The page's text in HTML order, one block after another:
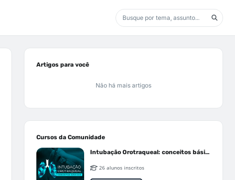
Artigos para você
Não há mais artigos
Cursos da Comunidade
Intubação Orotraqueal: conceitos básicos
26 alunos inscritos